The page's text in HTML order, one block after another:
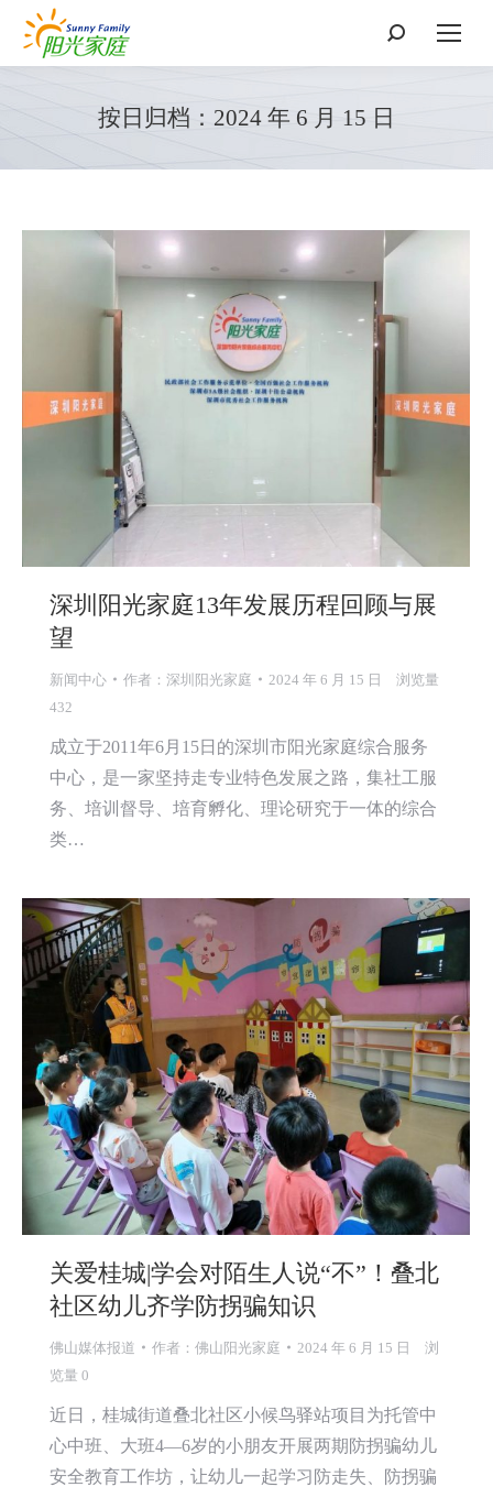
搜
索：
按日归档： 2024 年 6 月 15 日
深圳阳光家庭13年发展历程回顾与展
望
新闻中心 作者： 深圳阳光家庭 2024 年 6 月 15 日
浏览量
432
成立于2011年6月15日的深圳市阳光家庭综合服务
中心，是一家坚持走专业特色发展之路，集社工服
务、培训督导、培育孵化、理论研究于一体的综合
类…
关爱桂城|学会对陌生人说“不”！叠北
社区幼儿齐学防拐骗知识
佛山媒体报道 作者： 佛山阳光家庭 2024 年 6 月 15 日
浏
览量 0
近日，桂城街道叠北社区小候鸟驿站项目为托管中
心中班、大班4—6岁的小朋友开展两期防拐骗幼儿
安全教育工作坊，让幼儿一起学习防走失、防拐骗